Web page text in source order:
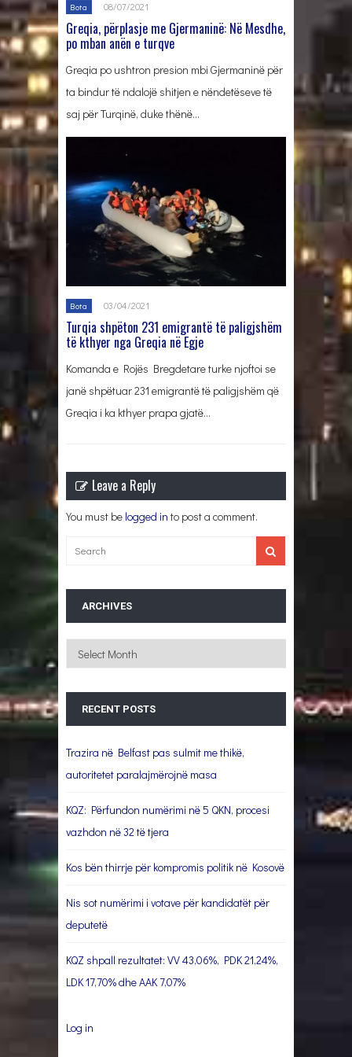
Bota 08/07/2021
Greqia, përplasje me Gjermaninë: Në Mesdhe,
po mban anën e turqve
Greqia po ushtron presion mbi Gjermaninë për
ta bindur të ndalojë shitjen e nëndetëseve të
saj për Turqinë, duke thënë…
Bota 03/04/2021
Turqia shpëton 231 emigrantë të paligjshëm
të kthyer nga Greqia në Egje
Komanda e Rojës Bregdetare turke njoftoi se
janë shpëtuar 231 emigrantë të paligjshëm që
Greqia i ka kthyer prapa gjatë…
Leave a Reply
You must be logged in to post a comment.
ARCHIVES
Archives
RECENT POSTS
Trazira në Belfast pas sulmit me thikë,
autoritetet paralajmërojnë masa
KQZ: Përfundon numërimi në 5 QKN, procesi
vazhdon në 32 të tjera
Kos bën thirrje për kompromis politik në Kosovë
Nis sot numërimi i votave për kandidatët për
deputetë
KQZ shpall rezultatet: VV 43,06%, PDK 21,24%,
LDK 17,70% dhe AAK 7,07%
Log in